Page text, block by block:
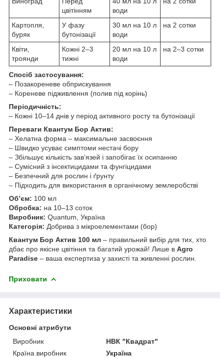
цвітінням
води
Картопля,
буряк
У фазу
бутонізації
30 мл на 10 л
води
на 2 сотки
Квіти,
троянди
Кожні 2–3
тижні
20 мл на 10 л
води
на 2–3 сотки
Спосіб застосування:
– Позакореневе обприскування
– Кореневе підживлення (полив під корінь)
Періодичність:
– Кожні 10–14 днів у період активного росту та бутонізації
Переваги Квантум Бор Актив:
– Хелатна форма – максимальне засвоєння
– Швидко усуває симптоми нестачі бору
– Збільшує кількість зав’язей і запобігає їх осипанню
– Сумісний з інсектицидами та фунгіцидами
– Безпечний для рослин і ґрунту
– Підходить для використання в органічному землеробстві
Об’єм: 100 мл
Обробка: на 10–13 соток
Виробник: Quantum, Україна
Категорія: Добрива з мікроелементами (бор)
Квантум Бор Актив 100 мл – правильний вибір для тих, хто
дбає про якісне цвітіння та багатий урожай! Лише в Agro
Paradise – ваша експертиза у захисті та живленні рослин.
Приховати
Характеристики
Основні атрибути
Виробник
НВК "Квадрат"
Країна виробник
Україна